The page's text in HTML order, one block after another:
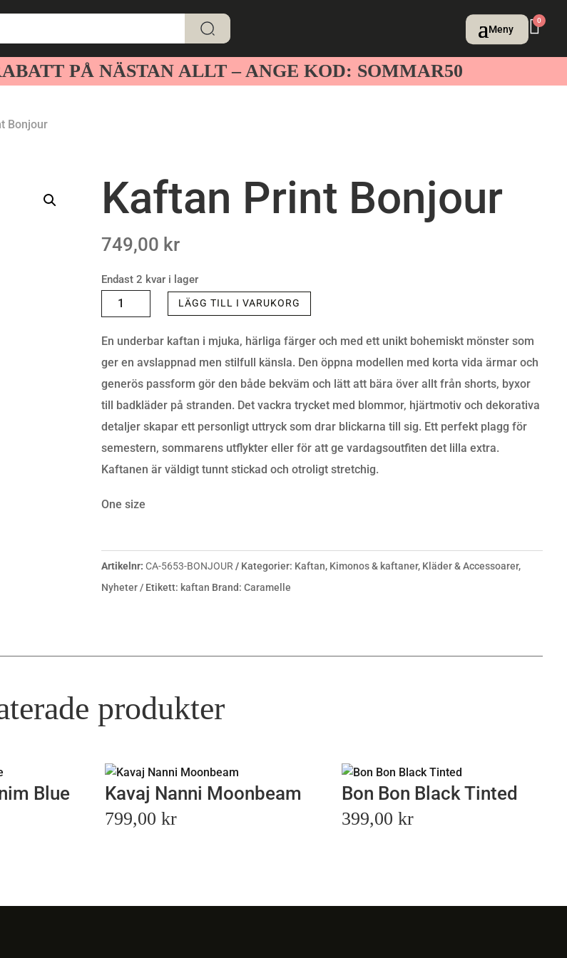
0
PÅ NÄSTAN ALLT – ANGE KOD: SOMMAR50
Bonjour
Kaftan Print Bonjour
749,00 kr
Endast 2 kvar i lager
KAFTAN
PRINT
BONJOUR
MÄNGD
LÄGG TILL I VARUKORG
En underbar kaftan i mjuka, härliga färger och med ett unikt bohemiskt mönster som
ger en avslappnad men stilfull känsla. Den öppna modellen med korta vida ärmar och
generös passform gör den både bekväm och lätt att bära över allt från shorts, byxor
till badkläder på stranden. Det vackra trycket med blommor, hjärtmotiv och dekorativa
detaljer skapar ett personligt uttryck som drar blickarna till sig. Ett perfekt plagg för
semestern, sommarens utflykter eller för att ge vardagsoutfiten det lilla extra.
Kaftanen är väldigt tunnt stickad och otroligt stretchig.
One size
Artikelnr:CA-5653-BONJOUR Kategorier: Kaftan, Kimonos & kaftaner, Kläder & Accessoarer,
Nyheter
Etikett: kaftan Brand:Caramelle
produkter
Blue Kavaj Nanni Moonbeam
799,00kr
Bon Bon Black Tinted
399,00 kr